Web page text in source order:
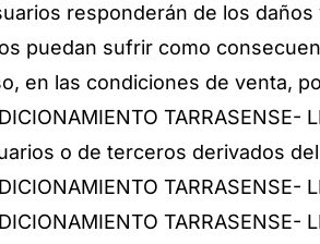
responderán de los daños
puedan sufrir como
en las condiciones de venta,
o de terceros derivados